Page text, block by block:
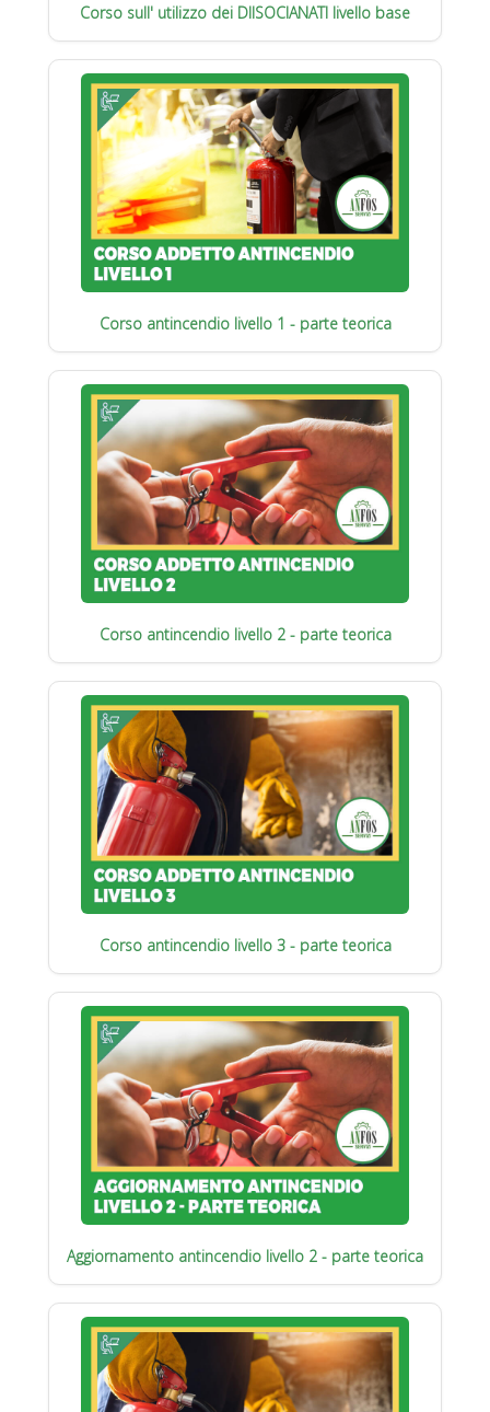
Corso sull' utilizzo dei DIISOCIANATI livello base
Corso antincendio livello 1 - parte teorica
Corso antincendio livello 2 - parte teorica
Corso antincendio livello 3 - parte teorica
Aggiornamento antincendio livello 2 - parte teorica